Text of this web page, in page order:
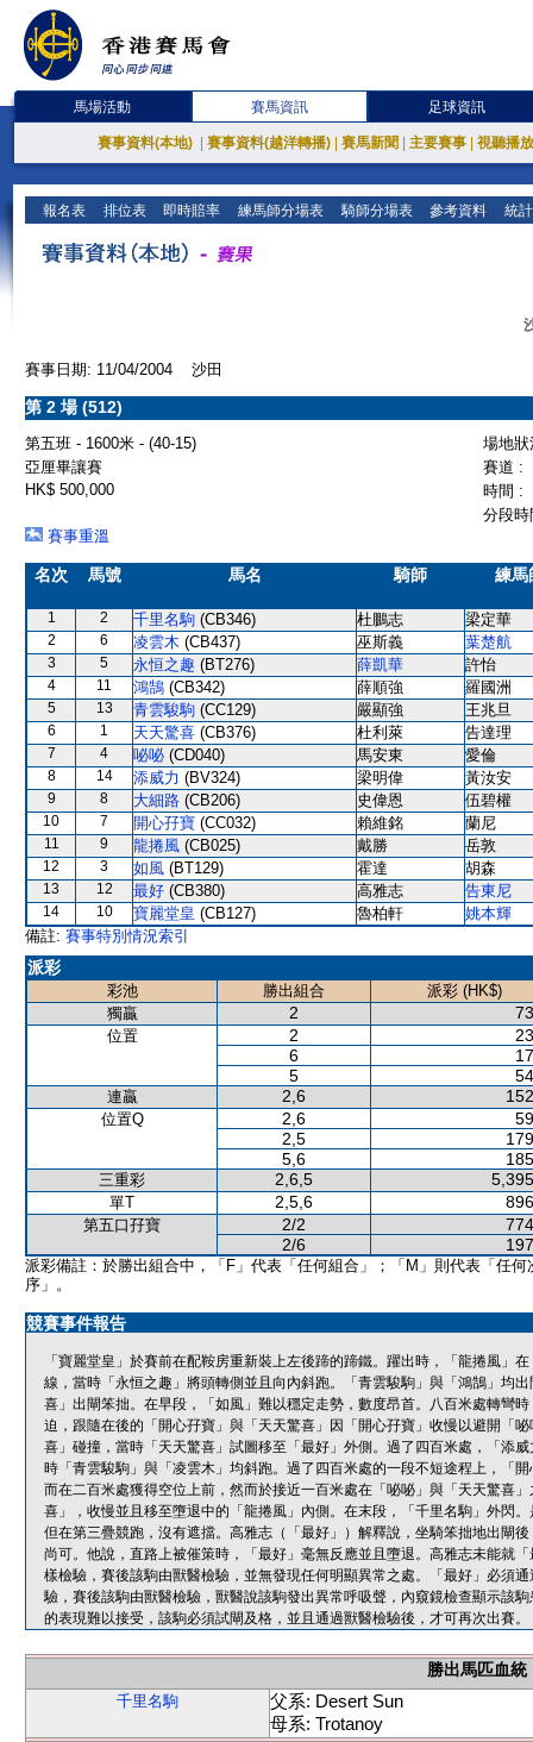
馬場活動 賽馬資訊 足球資訊
賽事資料(本地) 賽事資料(越洋轉播) 賽馬新聞 主要賽事 視聽播
報名表 排位表 即時賠率 練馬師分場表 騎師分場表 參考資料 統
賽事日期: 11/04/2004 沙田
第 2 場 (512)
第五班 - 1600米 - (40-15)
場地
亞厘畢讓賽
賽道 :
HK$ 500,000
時間 :
分段
賽事重溫
名次 馬號 馬名 騎師 練馬
1 2 千里名駒 (CB346) 杜鵬志 梁定華
2 6 凌雲木 (CB437) 巫斯義 葉楚航
3 5 永恒之趣 (BT276) 薛凱華 許怡
4 11 鴻鵠 (CB342) 薛順強 羅國洲
5 13 青雲駿駒 (CC129) 嚴顯強 王兆旦
6 1 天天驚喜 (CB376) 杜利萊 告達理
7 4 咇咇 (CD040) 馬安東 愛倫
8 14 添威力 (BV324) 梁明偉 黃汝安
9 8 大細路 (CB206) 史偉恩 伍碧權
10 7 開心孖寶 (CC032) 賴維銘 蘭尼
11 9 龍捲風 (CB025) 戴勝 岳敦
12 3 如風 (BT129) 霍達 胡森
13 12 最好 (CB380) 高雅志 告東尼
14 10 寶麗堂皇 (CB127) 魯柏軒
姚本輝
備註: 賽事特別情況索引
派彩
彩池 勝出組合
派彩 (HK$)
獨贏
2
位置 2
6
5
連贏 2,6
位置Q 2,6
2,5
5,6
三重彩 2,6,5
單T 2,5,6
第五口孖寶 2/2
2/6
派彩備註：於勝出組合中，「F」代表「任何組合」；「M」則代表「任何
序」。
競賽事件報告
「寶麗堂皇」於賽前在配鞍房重新裝上左後蹄的蹄鐵。躍出時，「龍捲風」
線，當時「永恒之趣」將頭轉側並且向內斜跑。「青雲駿駒」與「鴻鵠」均
喜」出閘笨拙。在早段，「如風」難以穩定走勢，數度昂首。八百米處轉彎
迫，跟隨在後的「開心孖寶」與「天天驚喜」因「開心孖寶」收慢以避開「
喜」碰撞，當時「天天驚喜」試圖移至「最好」外側。過了四百米處，「添
時「青雲駿駒」與「凌雲木」均斜跑。過了四百米處的一段不短途程上，「
而在二百米處獲得空位上前，然而於接近一百米處在「咇咇」與「天天驚喜
喜」，收慢並且移至墮退中的「龍捲風」內側。在末段，「千里名駒」外閃
但在第三疊競跑，沒有遮擋。高雅志（「最好」）解釋說，坐騎笨拙地出閘
尚可。他說，直路上被催策時，「最好」毫無反應並且墮退。高雅志未能就
樣檢驗，賽後該駒由獸醫檢驗，並無發現任何明顯異常之處。「最好」必須
驗，賽後該駒由獸醫檢驗，獸醫說該駒發出異常呼吸聲，內窺鏡檢查顯示該
的表現難以接受，該駒必須試閘及格，並且通過獸醫檢驗後，才可再次出賽
勝出馬匹血統
千里名駒
父系: Desert Sun
母系: Trotanoy